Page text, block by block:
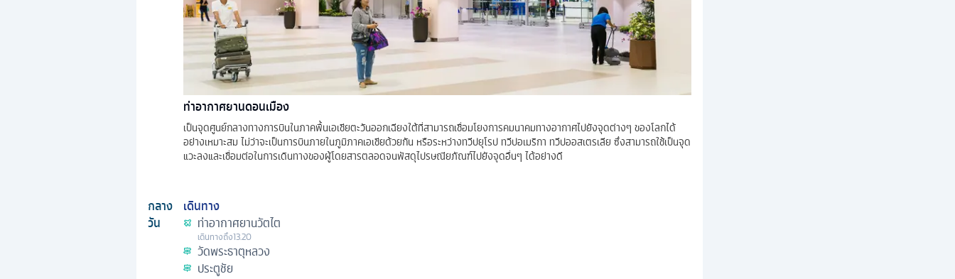
ท่าอากาศยานดอนเมือง
เป็นจุดศูนย์กลางทางการบินในภาคพื้นเอเชียตะวันออกเฉียงใต้ที่สามารถเชื่อมโยงการคมนาคมทางอากาศไปยังจุดต่างๆ ของโลกได้
อย่างเหมาะสม ไม่ว่าจะเป็นการบินภายในภูมิภาคเอเชียด้วยกัน หรือระหว่างทวีปยุโรป ทวีปอเมริกา ทวีปออสเตรเลีย ซึ่งสามารถใช้เป็นจุด
แวะลงและเชื่อมต่อในการเดินทางของผู้โดยสารตลอดจนพัสดุไปรษณียภัณฑ์ไปยังจุดอื่นๆ ได้อย่างดี
กลาง
วัน
เดินทาง
ท่าอากาศยานวัตไต
เดินทางถึง13.20
วัดพระธาตุหลวง
ประตูชัย